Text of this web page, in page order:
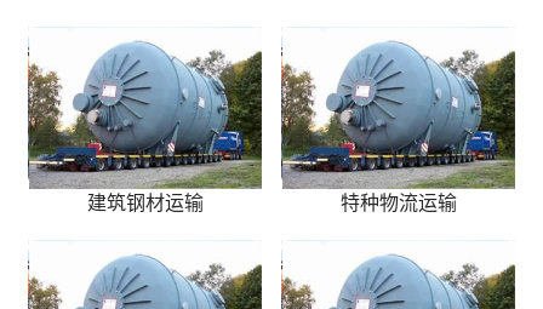
建筑钢材运输 特种物流运输